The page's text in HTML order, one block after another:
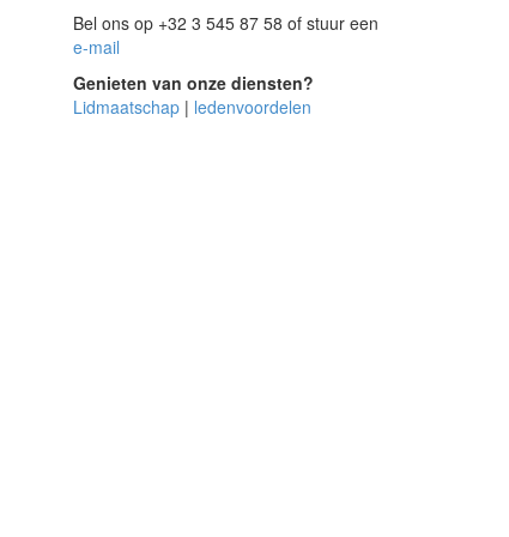
Bel ons op +32 3 545 87 58 of stuur een
e-mail
Genieten van onze diensten?
Lidmaatschap| ledenvoordelen